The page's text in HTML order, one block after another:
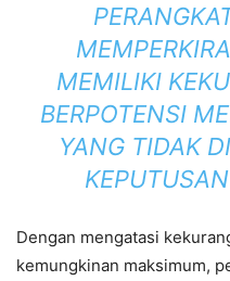
MEMILIKI
BERPOTENSI
YANG TIDAK
Dengan mengatasi
kemungkinan maksimum,